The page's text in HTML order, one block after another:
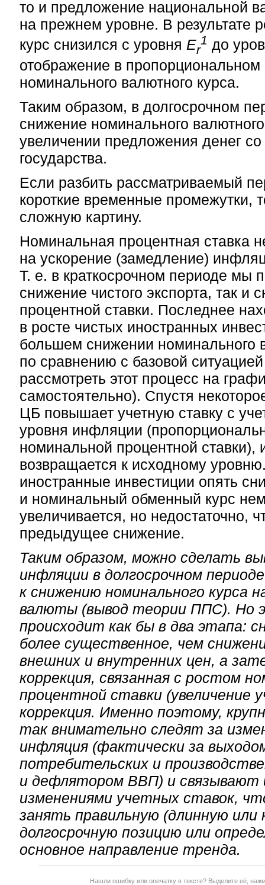
то и предложение национальной
на прежнем уровне. В результате
курс снизился с уровня Еr
1 до
отображение в
номинального валютного курса.
Таким образом, в долгосрочном
снижение номинального
увеличении предложения денег
государства.
Если разбить рассматриваемый
короткие временные промежутки,
сложную картину.
Номинальная процентная ставка
на ускорение (замедление)
Т. е. в краткосрочном периоде мы
снижение чистого экспорта, так и
процентной ставки. Последнее
в росте чистых иностранных
большем снижении номинального
по сравнению с базовой
рассмотреть этот процесс на
самостоятельно). Спустя
ЦБ повышает учетную ставку с
уровня инфляции
номинальной процентной ставки),
возвращается к исходному
иностранные инвестиции опять
и номинальный обменный курс
увеличивается, но недостаточно,
предыдущее снижение.
Таким образом, можно сделать
инфляции в долгосрочном
к снижению номинального курса
валюты (вывод теории ППС). Но
происходит как бы в два этапа:
более существенное, чем
внешних и внутренних цен, а
коррекция, связанная с ростом
процентной ставки (увеличение
коррекция. Именно поэтому,
так внимательно следят за
инфляция (фактически за
потребительских и
и дефлятором ВВП) и связывают
изменениями учетных ставок,
занять правильную (длинную или
долгосрочную позицию или
основное направление тренда.
Нашли ошибку или опечатку в тексте? Выделите её,